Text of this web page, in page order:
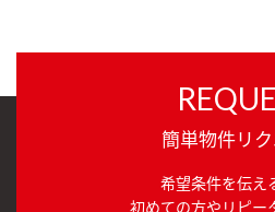
簡単物件リ
希望条件を伝え
初めての方やリピー